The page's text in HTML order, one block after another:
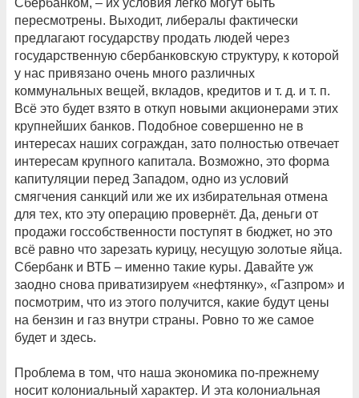
пересмотрены. Выходит, либералы фактически
предлагают государству продать людей через
государственную сбербанковскую структуру, к которой
у нас привязано очень много различных
коммунальных вещей, вкладов, кредитов и т. д. и т. п.
Всё это будет взято в откуп новыми акционерами этих
крупнейших банков. Подобное совершенно не в
интересах наших сограждан, зато полностью отвечает
интересам крупного капитала. Возможно, это форма
капитуляции перед Западом, одно из условий
смягчения санкций или же их избирательная отмена
для тех, кто эту операцию провернёт. Да, деньги от
продажи госсобственности поступят в бюджет, но это
всё равно что зарезать курицу, несущую золотые яйца.
Сбербанк и ВТБ – именно такие куры. Давайте уж
заодно снова приватизируем «нефтянку», «Газпром» и
посмотрим, что из этого получится, какие будут цены
на бензин и газ внутри страны. Ровно то же самое
будет и здесь.
Проблема в том, что наша экономика по-прежнему
носит колониальный характер. И эта колониальная